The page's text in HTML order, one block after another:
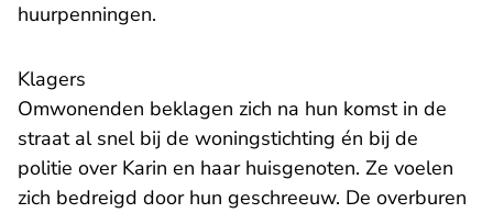
huurpenningen.
Klagers
Omwonenden beklagen zich na hun komst in de
straat al snel bij de woningstichting én bij de
politie over Karin en haar huisgenoten. Ze voelen
zich bedreigd door hun geschreeuw. De overburen